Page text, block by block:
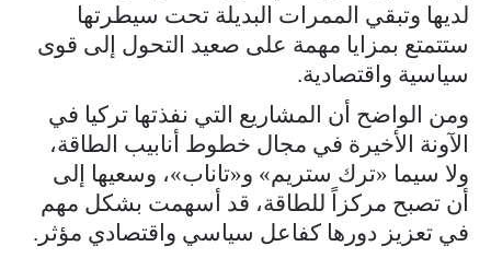
لديها وتبقي الممرات البديلة تحت سيطرتها
ستتمتع بمزايا مهمة على صعيد التحول إلى قوى
سياسية واقتصادية.
ومن الواضح أن المشاريع التي نفذتها تركيا في
الآونة الأخيرة في مجال خطوط أنابيب الطاقة،
ولا سيما «ترك ستريم» و«تاناب»، وسعيها إلى
أن تصبح مركزاً للطاقة، قد أسهمت بشكل مهم
في تعزيز دورها كفاعل سياسي واقتصادي مؤثر.